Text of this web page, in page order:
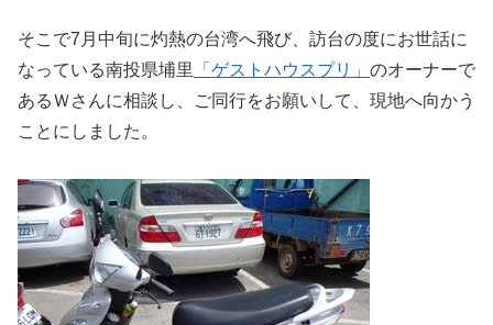
そこで7月中旬に灼熱の台湾へ飛び、訪台の度にお世話に
なっている南投県埔里
「ゲストハウスプリ」 のオーナーで
あるＷさんに相談し、ご同行をお願いして、現地へ向かう
ことにしました。